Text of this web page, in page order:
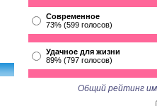
Современное
73% (599 голосов)
Удачное для жизни
89% (797 голосов)
Общий рейтинг